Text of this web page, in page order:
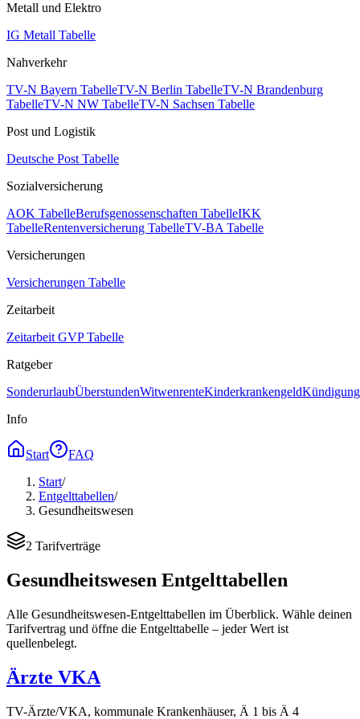
Metall und Elektro
IG Metall Tabelle
Nahverkehr
TV-N Bayern TabelleTV-N Berlin TabelleTV-N Brandenburg
TabelleTV-N NW TabelleTV-N Sachsen Tabelle
Post und Logistik
Deutsche Post Tabelle
Sozialversicherung
AOK TabelleBerufsgenossenschaften TabelleIKK
TabelleRentenversicherung TabelleTV-BA Tabelle
Versicherungen
Versicherungen Tabelle
Zeitarbeit
Zeitarbeit GVP Tabelle
Ratgeber
SonderurlaubÜberstundenWitwenrenteKinderkrankengeld
Info
Start
FAQ
Start/
Entgelttabellen/
Gesundheitswesen
2 Tarifverträge
Gesundheitswesen Entgelttabellen
Alle Gesundheitswesen-Entgelttabellen im Überblick. Wähle deinen
Tarifvertrag und öffne die Entgelttabelle – jeder Wert ist
quellenbelegt.
Ärzte VKA
TV-Ärzte/VKA, kommunale Krankenhäuser, Ä 1 bis Ä 4